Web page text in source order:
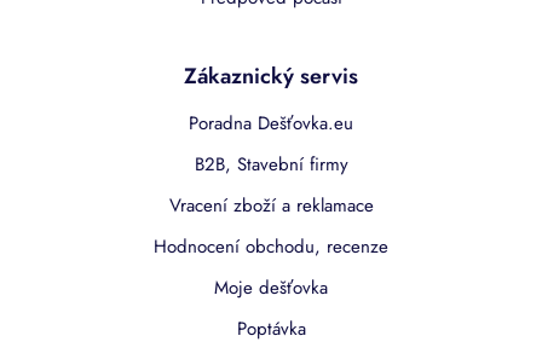
Zákaznický servis
Poradna Dešťovka.eu
B2B, Stavební firmy
Vracení zboží a reklamace
Hodnocení obchodu, recenze
Moje dešťovka
Poptávka